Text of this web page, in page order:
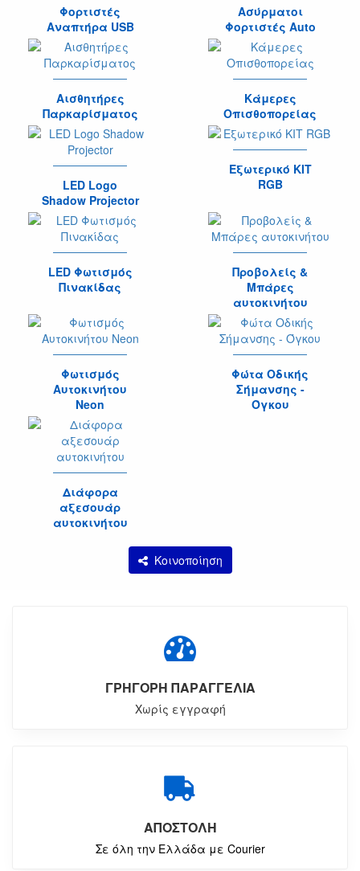
Φορτιστές
Αναπτήρα USB
Ασύρματοι
Φορτιστές Auto
Αισθητήρες
Παρκαρίσματος
Κάμερες
Οπισθοπορείας
LED Logo
Shadow Projector
Εξωτερικό ΚΙΤ
RGB
LED Φωτισμός
Πινακίδας
Προβολείς &
Μπάρες
αυτοκινήτου
Φωτισμός
Αυτοκινήτου
Neon
Φώτα Οδικής
Σήμανσης -
Όγκου
Διάφορα
αξεσουάρ
αυτοκινήτου
Κοινοποίηση
ΓΡΗΓΟΡΗ ΠΑΡΑΓΓΕΛΙΑ
Χωρίς εγγραφή
ΑΠΟΣΤΟΛΗ
Σε όλη την Ελλάδα με Courier